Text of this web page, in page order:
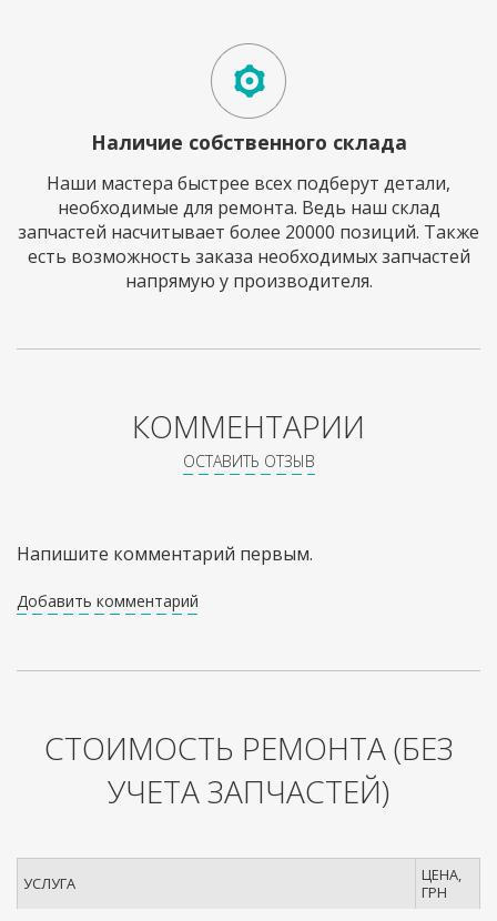
Наличие собственного склада
Наши мастера быстрее всех подберут детали,
необходимые для ремонта. Ведь наш склад
запчастей насчитывает более 20000 позиций. Также
есть возможность заказа необходимых запчастей
напрямую у производителя.
КОММЕНТАРИИ
ОСТАВИТЬ ОТЗЫВ
Напишите комментарий первым.
Добавить комментарий
СТОИМОСТЬ РЕМОНТА(БЕЗ
УЧЕТА ЗАПЧАСТЕЙ)
УСЛУГА
ЦЕНА,
ГРН